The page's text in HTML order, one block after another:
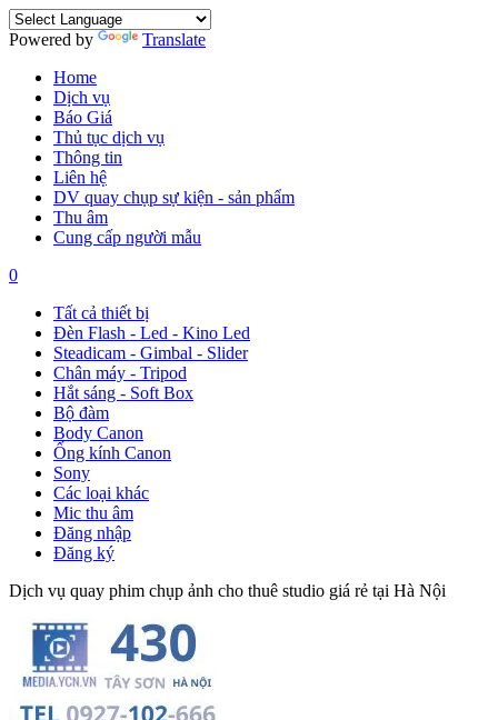
Powered by
Translate
Home
Dịch vụ
Báo Giá
Thủ tục dịch vụ
Thông tin
Liên hệ
DV quay chụp sự kiện - sản phẩm
Thu âm
Cung cấp người mẫu
0
Tất cả thiết bị
Đèn Flash - Led - Kino Led
Steadicam - Gimbal - Slider
Chân máy - Tripod
Hắt sáng - Soft Box
Bộ đàm
Body Canon
Ống kính Canon
Sony
Các loại khác
Mic thu âm
Đăng nhập
Đăng ký
Dịch vụ quay phim chụp ảnh cho thuê studio giá rẻ tại Hà Nội